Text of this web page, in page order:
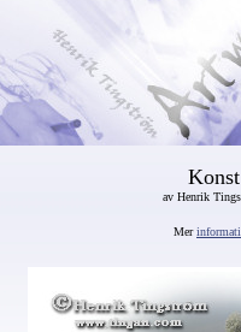
Konst
av Henrik
Mer